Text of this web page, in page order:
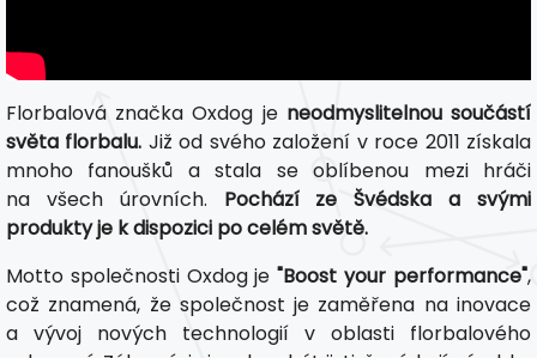
Florbalová značka Oxdog je neodmyslitelnou součástí
světa florbalu. Již od svého založení v roce 2011 získala
mnoho fanoušků a stala se oblíbenou mezi hráči
na všech úrovních. Pochází ze Švédska a svými
produkty je k dispozici po celém světě.
Motto společnosti Oxdog je"Boost your performance",
což znamená, že společnost je zaměřena na inovace
a vývoj nových technologií v oblasti florbalového